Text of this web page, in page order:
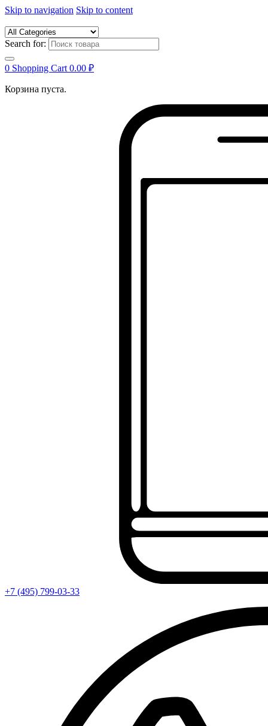
Skip to navigation Skip to content
Search for:
0 Shopping Cart 0.00 ₽
Корзина пуста.
+7 (495) 799-03-33